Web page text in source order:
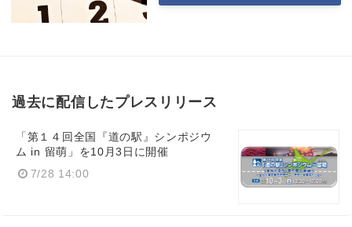
過去に配信したプレスリリース
「第１４回全国『道の駅』シンポジウ
ム in 留萌」を10月3日に開催
7/28 14:00